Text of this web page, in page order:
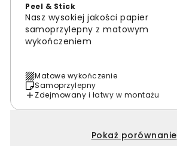
Peel & Stick
Nasz wysokiej jakości papier
samoprzylepny z matowym
wykończeniem
Matowe wykończenie
Samoprzylepny
Zdejmowany i łatwy w montażu
Pokaż porównanie